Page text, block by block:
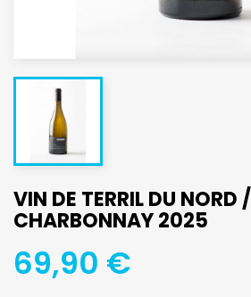
VIN DE TERRIL DU NORD /
CHARBONNAY 2025
69,90 €